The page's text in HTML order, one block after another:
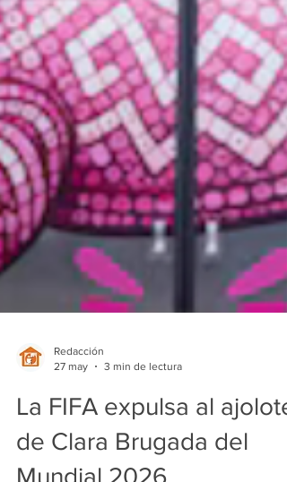
Redacción
La FIFA expulsa al ajolote